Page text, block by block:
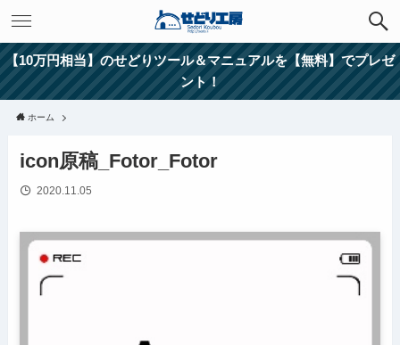
【10万円相当】のせどりツール＆マニュアルを【無料】でプレゼ
ント！
ホーム
icon原稿_Fotor_Fotor
2020.11.05